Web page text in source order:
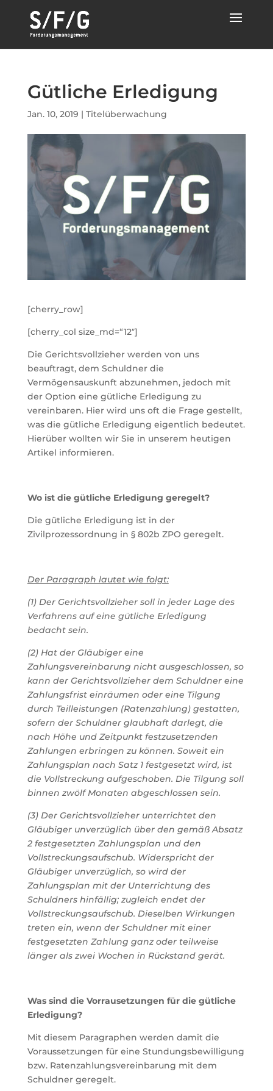
Gütliche Erledigung
Jan. 10, 2019 | Titelüberwachung
[cherry_row]
[cherry_col size_md=“12″]
Die Gerichtsvollzieher werden von uns
beauftragt, dem Schuldner die
Vermögensauskunft abzunehmen, jedoch mit
der Option eine gütliche Erledigung zu
vereinbaren. Hier wird uns oft die Frage gestellt,
was die gütliche Erledigung eigentlich bedeutet.
Hierüber wollten wir Sie in unserem heutigen
Artikel informieren.
Wo ist die gütliche Erledigung geregelt?
Die gütliche Erledigung ist in der
Zivilprozessordnung in § 802b ZPO geregelt.
Der Paragraph lautet wie folgt:
(1) Der Gerichtsvollzieher soll in jeder Lage des
Verfahrens auf eine gütliche Erledigung
bedacht sein.
(2) Hat der Gläubiger eine
Zahlungsvereinbarung nicht ausgeschlossen, so
kann der Gerichtsvollzieher dem Schuldner eine
Zahlungsfrist einräumen oder eine Tilgung
durch Teilleistungen (Ratenzahlung) gestatten,
sofern der Schuldner glaubhaft darlegt, die
nach Höhe und Zeitpunkt festzusetzenden
Zahlungen erbringen zu können. Soweit ein
Zahlungsplan nach Satz 1 festgesetzt wird, ist
die Vollstreckung aufgeschoben. Die Tilgung soll
binnen zwölf Monaten abgeschlossen sein.
(3) Der Gerichtsvollzieher unterrichtet den
Gläubiger unverzüglich über den gemäß Absatz
2 festgesetzten Zahlungsplan und den
Vollstreckungsaufschub. Widerspricht der
Gläubiger unverzüglich, so wird der
Zahlungsplan mit der Unterrichtung des
Schuldners hinfällig; zugleich endet der
Vollstreckungsaufschub. Dieselben Wirkungen
treten ein, wenn der Schuldner mit einer
festgesetzten Zahlung ganz oder teilweise
länger als zwei Wochen in Rückstand gerät.
Was sind die Vorrausetzungen für die gütliche
Erledigung?
Mit diesem Paragraphen werden damit die
Voraussetzungen für eine Stundungsbewilligung
bzw. Ratenzahlungsvereinbarung mit dem
Schuldner geregelt.